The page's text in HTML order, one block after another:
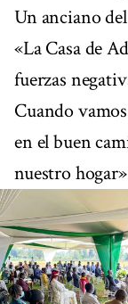
Un anciano
«La Casa de
fuerzas
Cuando
en el buen
nuestro